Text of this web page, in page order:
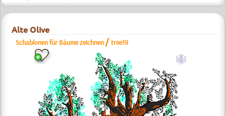
Alte Olive
Schablonen für Bäume zeichnen /tree19
d